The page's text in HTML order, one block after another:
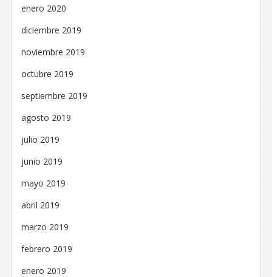
enero 2020
diciembre 2019
noviembre 2019
octubre 2019
septiembre 2019
agosto 2019
julio 2019
junio 2019
mayo 2019
abril 2019
marzo 2019
febrero 2019
enero 2019